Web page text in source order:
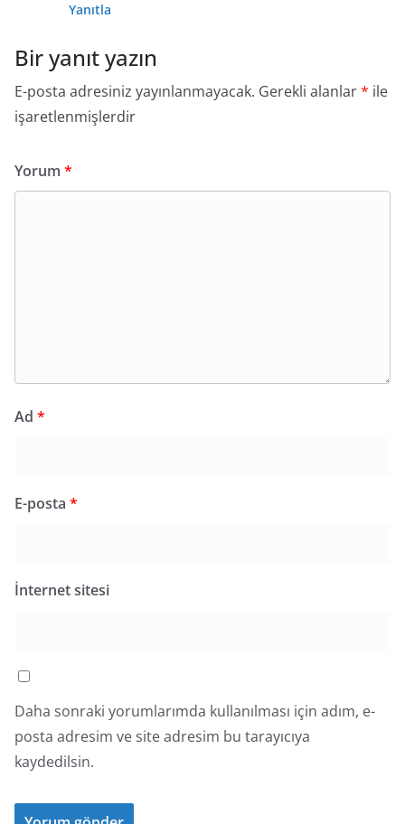
Yanıtla
Bir yanıt yazın
E-posta adresiniz yayınlanmayacak. Gerekli alanlar* ile
işaretlenmişlerdir
Yorum *
Ad *
E-posta *
İnternet sitesi
Daha sonraki yorumlarımda kullanılması için adım, e-
posta adresim ve site adresim bu tarayıcıya
kaydedilsin.